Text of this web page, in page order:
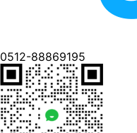
0512-88869195